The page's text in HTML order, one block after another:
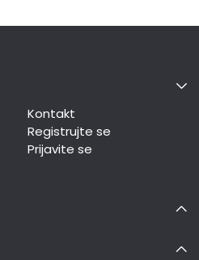
Kontakt
Registrujte se
Prijavite se